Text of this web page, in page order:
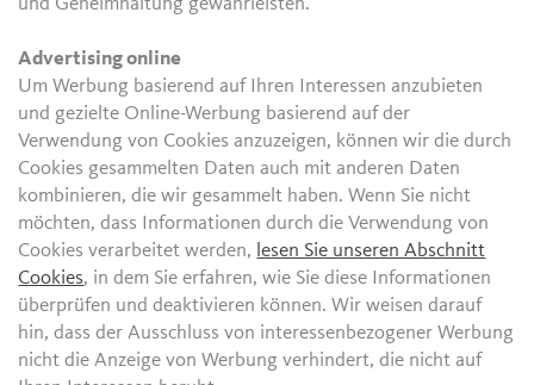
und Geheimhaltung gewährleisten.
Advertising online
Um Werbung basierend auf Ihren Interessen anzubieten
und gezielte Online-Werbung basierend auf der
Verwendung von Cookies anzuzeigen, können wir die durch
Cookies gesammelten Daten auch mit anderen Daten
kombinieren, die wir gesammelt haben. Wenn Sie nicht
möchten, dass Informationen durch die Verwendung von
Cookies verarbeitet werden, lesen Sie unseren Abschnitt
Cookies, in dem Sie erfahren, wie Sie diese Informationen
überprüfen und deaktivieren können. Wir weisen darauf
hin, dass der Ausschluss von interessenbezogener Werbung
nicht die Anzeige von Werbung verhindert, die nicht auf